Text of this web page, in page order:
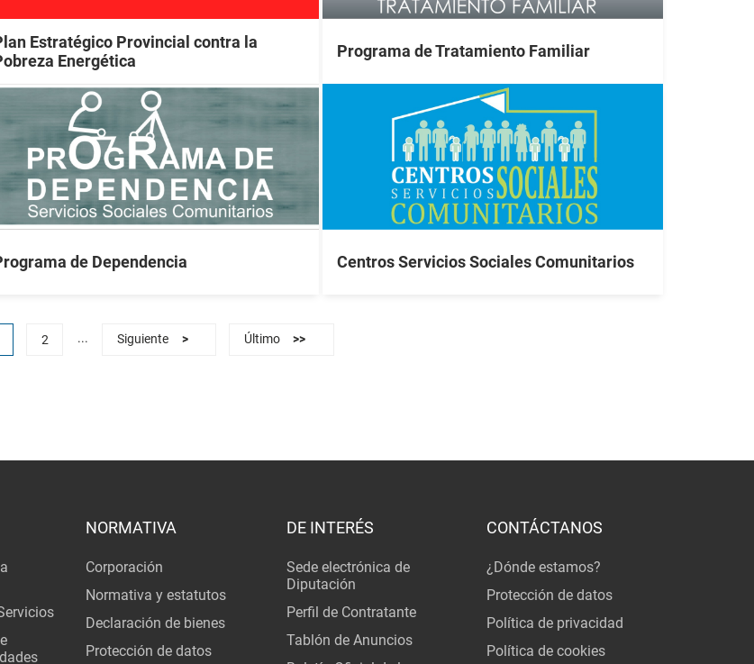
Estratégico Provincial contra la
Energética
Programa de Tratamiento Familiar
de Dependencia Centros Servicios Sociales Comunitarios
2 ... Siguiente > Último >>
NORMATIVA
Corporación
Normativa y estatutos
Declaración de bienes
Protección de datos
DE INTERÉS
Sede electrónica de
Diputación
Perfil de Contratante
Tablón de Anuncios
CONTÁCTANOS
¿Dónde estamos?
Protección de datos
Política de privacidad
Política de cookies